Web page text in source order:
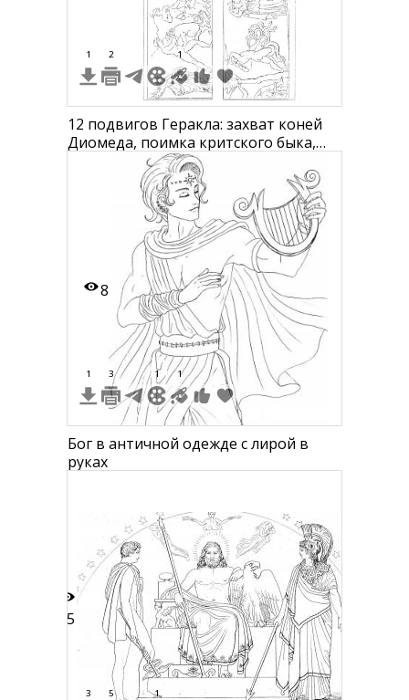
1 2 1
12 подвигов Геракла: захват коней
Диомеда, поимка критского быка,
борьба с лернейской гидрой, схватка
с керанским оленем
8
1 3 1 1
Бог в античной одежде с лирой в
руках
15
3 5 1